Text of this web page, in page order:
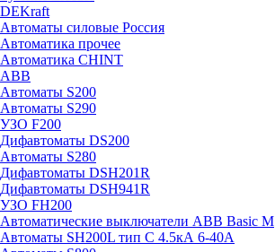
DEKraft
Автоматы силовые Россия
Автоматика прочее
Автоматика CHINT
ABB
Автоматы S200
Автоматы S290
УЗО F200
Дифавтоматы DS200
Автоматы S280
Дифавтоматы DSH201R
Дифавтоматы DSH941R
УЗО FH200
Автоматические выключатели ABB Basic M
Автоматы SH200L тип С 4.5кА 6-40А